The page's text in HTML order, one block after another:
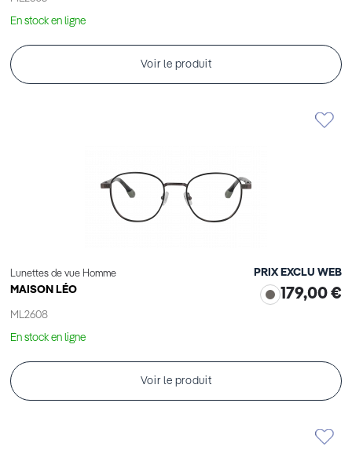
En stock en ligne
Voir le produit
Lunettes de vue Homme
MAISON LÉO
ML2608
PRIX EXCLU WEB
179,00 €
En stock en ligne
Voir le produit